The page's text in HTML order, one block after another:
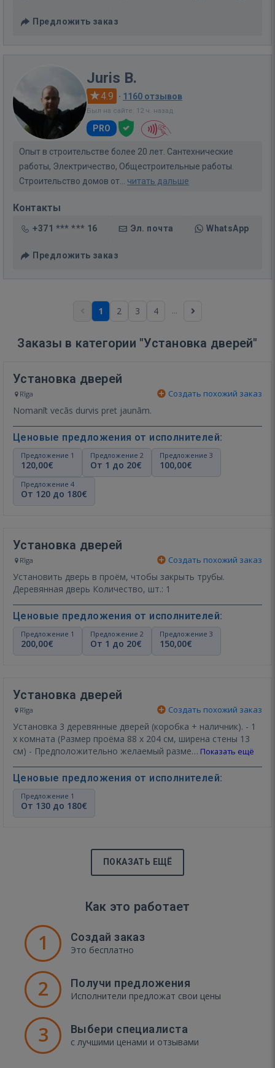
Предложить заказ
Juris B.
4.9 · 1160 отзывов
Был на сайте: 12 ч. назад
PRO
Опыт в строительстве более 20 лет. Сантехнические
работы, Электричество, Общестроительные работы.
Строительство домов от... читать дальше
Контакты
+371 *** *** 16 Эл. почта WhatsApp
Предложить заказ
1 2 3 4 ...
Заказы в категории "Установка дверей"
Установка дверей
Rīga Создать похожий заказ
Nomanīt vecās durvis pret jaunām.
Ценовые предложения от исполнителей:
Предложение 1
120,00€
Предложение 2
От 1 до 20€
Предложение 3
100,00€
Предложение 4
От 120 до 180€
Установка дверей
Rīga Создать похожий заказ
Установить дверь в проём, чтобы закрыть трубы.
Деревянная дверь Количество, шт.: 1
Ценовые предложения от исполнителей:
Предложение 1
200,00€
Предложение 2
От 1 до 20€
Предложение 3
150,00€
Установка дверей
Rīga Создать похожий заказ
Установка 3 деревянные дверей (коробка + наличник). - 1
x комната (Размер проёма 88 x 204 см, ширена стены 13
см) - Предположительно желаемый разме… Показать ещё
Ценовые предложения от исполнителей:
Предложение 1
От 130 до 180€
ПОКАЗАТЬ ЕЩЁ
Как это работает
1 Создай заказ
Это бесплатно
2 Получи предложения
Исполнители предложат свои цены
3 Выбери специалиста
с лучшими ценами и отзывами